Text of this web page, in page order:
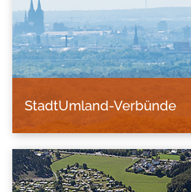
StadtUmland-Verbünde
stadtregionalen
Oberzentren Köln und Bonn mit
benachbarten Kommunen und